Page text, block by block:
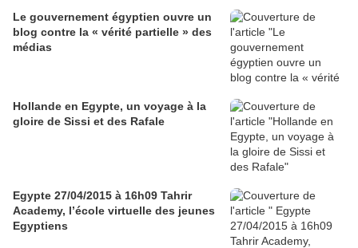
Le gouvernement égyptien ouvre un
blog contre la « vérité partielle » des
médias
Hollande en Egypte, un voyage à la
gloire de Sissi et des Rafale
Egypte 27/04/2015 à 16h09 Tahrir
Academy, l’école virtuelle des jeunes
Egyptiens